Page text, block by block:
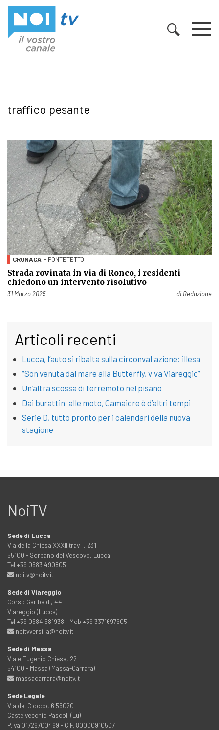
traffico pesante
CRONACA - PONTETETTO
Strada rovinata in via di Ronco, i residenti
chiedono un intervento risolutivo
Pubblicato il
31 Marzo 2025 di Redazione
Articoli recenti
Lucca, l’auto si ribalta sulla circonvallazione: illesa
“Son venuta dal mare alla Butterfly, viva Viareggio”
Un’altra scossa di terremoto nel pisano
Dai burattini alle moto, Camaiore è d’altri tempi
Serie D, tutto pronto per i calendari della nuova
stagione
NoiTV
Sede di Lucca
Via della Chiesa XXXII trav. I, 231
55100 - Sorbano del Vescovo, Lucca
Tel +39 0583 490805
noitv@noitv.it
Sede di Viareggio
Corso Garibaldi, 44
Viareggio (Lucca)
Tel +39 0584 581938 - Mob +39 3371697605
noitvversilia@noitv.it
Sede di Massa
Viale Eugenio Chiesa, 22
54100 - Massa (Massa-Carrara)
massacarrara@noitv.it
Sede Legale
Via del Ciocco, 6 55020
Castelvecchio Pascoli (Lu)
P.iva 01726700469 - C.F. 80000910507